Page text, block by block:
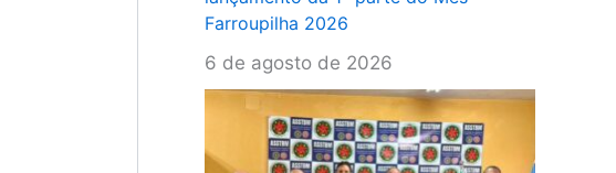
Farroupilha 2026
6 de agosto de 2026